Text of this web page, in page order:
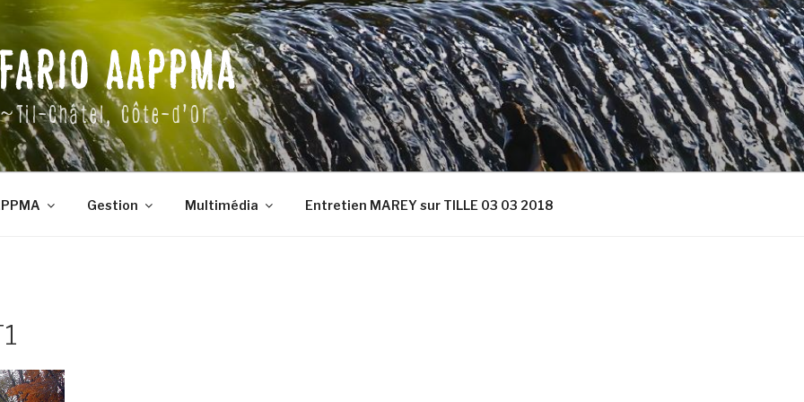
AAPPMA
Châtel, Côte-d'Or
Gestion Multimédia Entretien MAREY sur TILLE 03 03 2018